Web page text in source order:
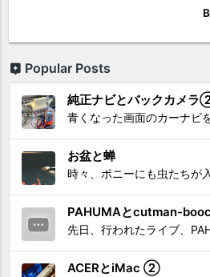
Popular Posts
純正ナビとバックカメ
お盆と蝉
PAHUMAとcutman-
ACERとiMac ②